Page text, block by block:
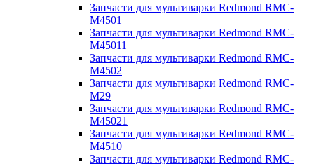
Запчасти для мультиварки Redmond RMC-
M4501
Запчасти для мультиварки Redmond RMC-
M45011
Запчасти для мультиварки Redmond RMC-
M4502
Запчасти для мультиварки Redmond RMC-
M29
Запчасти для мультиварки Redmond RMC-
M45021
Запчасти для мультиварки Redmond RMC-
M4510
Запчасти для мультиварки Redmond RMC-